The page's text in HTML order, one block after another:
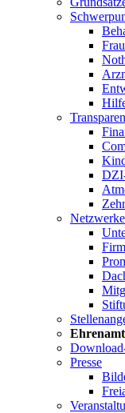
Ehrenamt
Presse